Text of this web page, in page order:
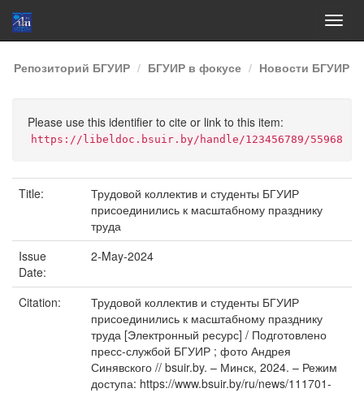
Skip
navigation
Репозиторий БГУИР БГУИР в фокусе Новости БГУИР
Please use this identifier to cite or link to this item:
https://libeldoc.bsuir.by/handle/123456789/55968
Title:
Трудовой коллектив и студенты БГУИР
присоединились к масштабному празднику
труда
Issue
Date:
2-May-2024
Citation:
Трудовой коллектив и студенты БГУИР
присоединились к масштабному празднику
труда [Электронный ресурс] / Подготовлено
пресс-службой БГУИР ; фото Андрея
Синявского // bsuir.by. – Минск, 2024. – Режим
доступа: https://www.bsuir.by/ru/news/111701-